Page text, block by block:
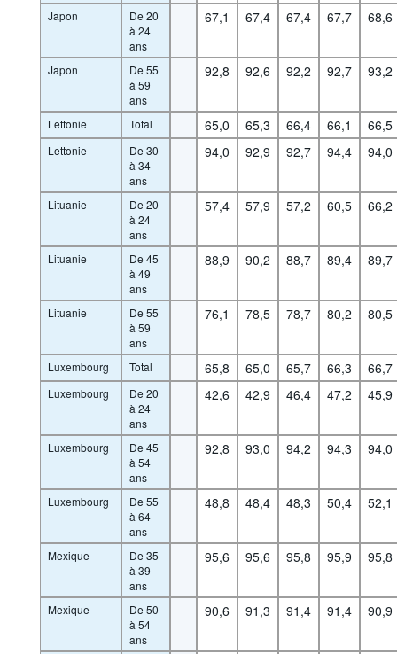
Japon
De 20
à 24
ans
67,1 67,4 67,4 67,7 68,6
Japon
De 55
à 59
ans
92,8 92,6 92,2 92,7 93,2
Lettonie Total 65,0 65,3 66,4 66,1 66,5
Lettonie
De 30
à 34
ans
94,0 92,9 92,7 94,4 94,0
Lituanie
De 20
à 24
ans
57,4 57,9 57,2 60,5 66,2
Lituanie
De 45
à 49
ans
88,9 90,2 88,7 89,4 89,7
Lituanie
De 55
à 59
ans
76,1 78,5 78,7 80,2 80,5
Luxembourg Total 65,8 65,0 65,7 66,3 66,7
Luxembourg
De 20
à 24
ans
42,6 42,9 46,4 47,2 45,9
Luxembourg
De 45
à 54
ans
92,8 93,0 94,2 94,3 94,0
Luxembourg
De 55
à 64
ans
48,8 48,4 48,3 50,4 52,1
Mexique
De 35
à 39
ans
95,6 95,6 95,8 95,9 95,8
Mexique
De 50
à 54
ans
90,6 91,3 91,4 91,4 90,9